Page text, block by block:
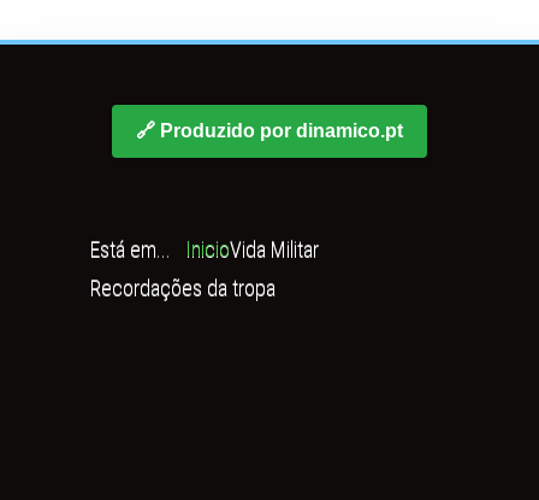
🔗 Produzido por dinamico.pt
Está em... InicioVida Militar
Recordações da tropa